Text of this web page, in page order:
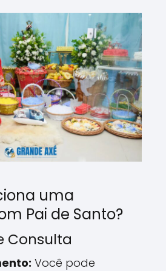
uma
Pai de Santo?
Consulta
Você pode